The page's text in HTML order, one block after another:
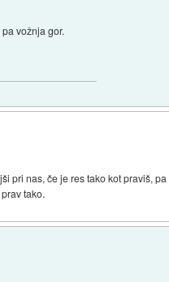
vožnja gor.
pri nas, če je res tako kot praviš,
tako.